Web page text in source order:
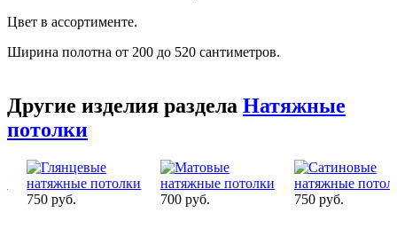
Цвет в ассортименте.
Ширина полотна от 200 до 520 сантиметров.
Другие изделия раздела Натяжные
потолки
750 руб. 700 руб. 750 руб.